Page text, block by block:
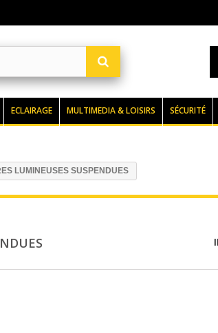
ECLAIRAGE MULTIMEDIA & LOISIRS SÉCURITÉ
LUMINEUSES SUSPENDUES